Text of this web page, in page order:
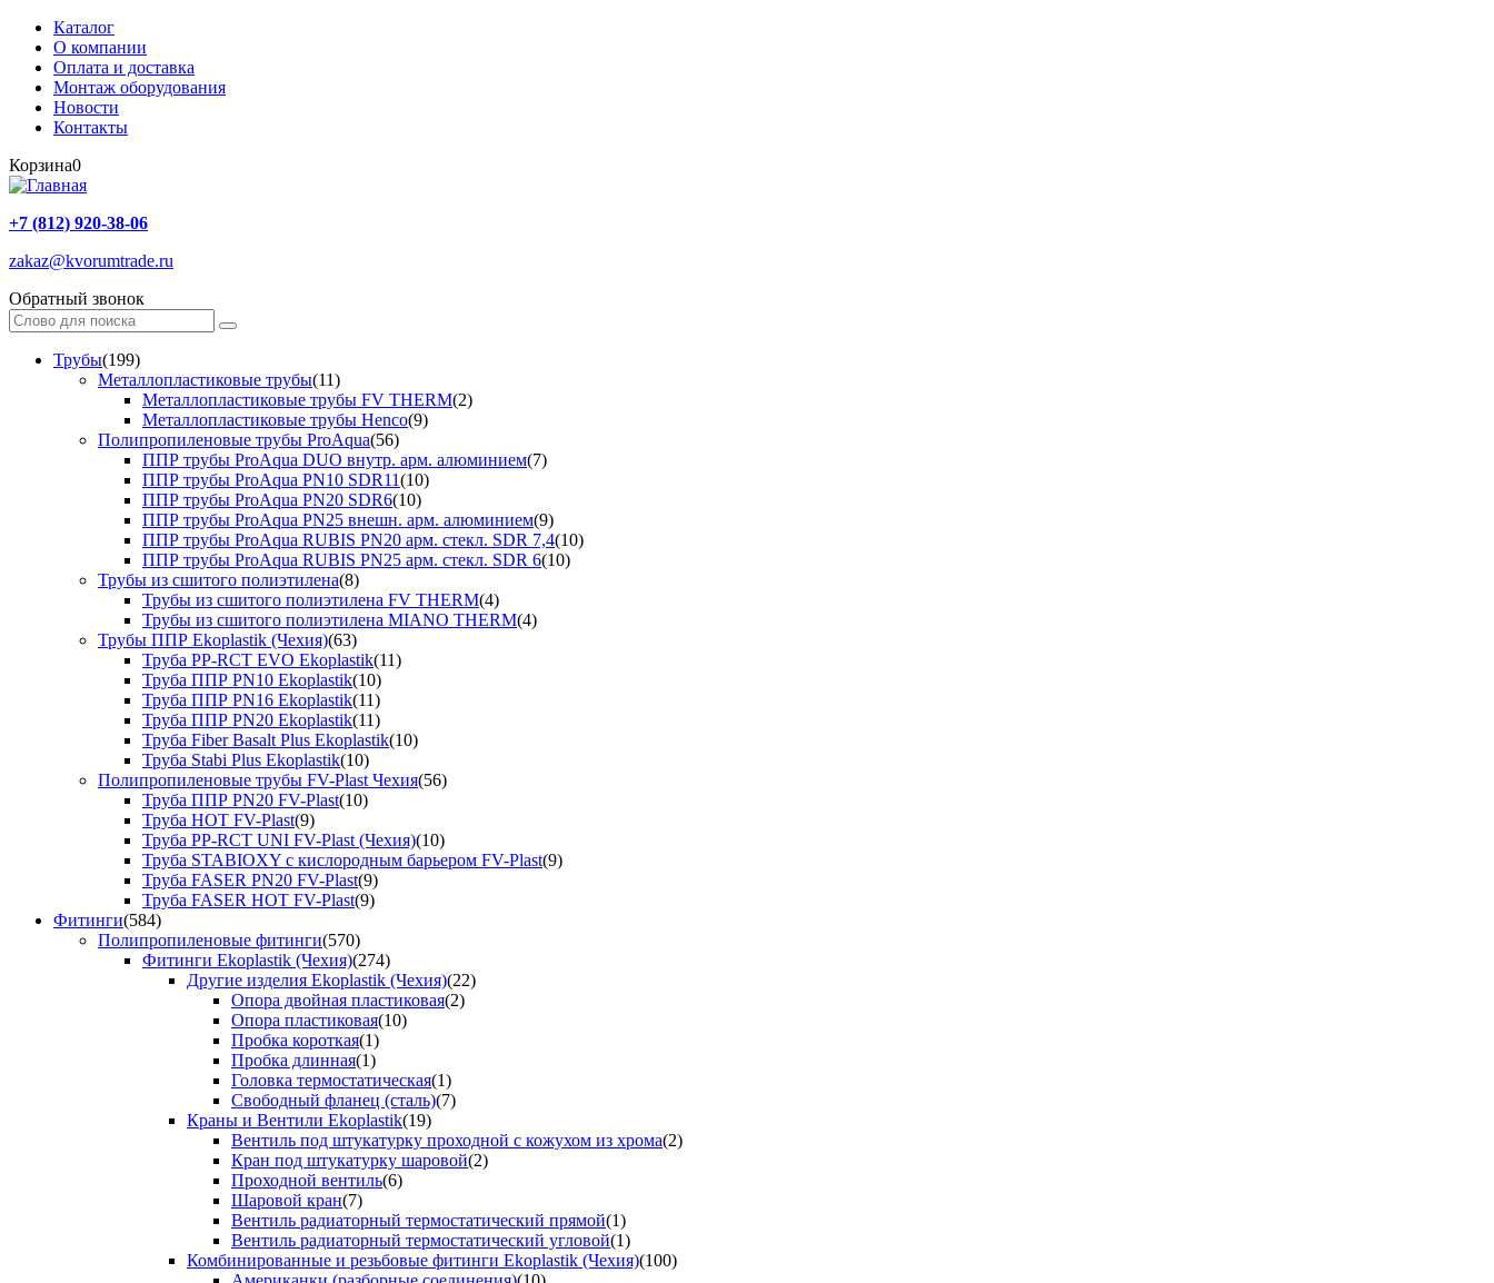
Каталог
О компании
Оплата и доставка
Монтаж оборудования
Новости
Контакты
Корзина0
+7 (812) 920-38-06
zakaz@kvorumtrade.ru
Обратный звонок
Трубы(199)
Металлопластиковые трубы(11)
Металлопластиковые трубы FV THERM(2)
Металлопластиковые трубы Henco(9)
Полипропиленовые трубы ProAqua(56)
ППР трубы ProAqua DUO внутр. арм. алюминием(7)
ППР трубы ProAqua PN10 SDR11(10)
ППР трубы ProAqua PN20 SDR6(10)
ППР трубы ProAqua PN25 внешн. арм. алюминием(9)
ППР трубы ProAqua RUBIS PN20 арм. стекл. SDR 7,4(10)
ППР трубы ProAqua RUBIS PN25 арм. стекл. SDR 6(10)
Трубы из сшитого полиэтилена(8)
Трубы из сшитого полиэтилена FV THERM(4)
Трубы из сшитого полиэтилена MIANO THERM(4)
Трубы ППР Ekoplastik (Чехия)(63)
Труба PP-RCT EVO Ekoplastik(11)
Труба ППР PN10 Ekoplastik(10)
Труба ППР PN16 Ekoplastik(11)
Труба ППР PN20 Ekoplastik(11)
Труба Fiber Basalt Plus Ekoplastik(10)
Труба Stabi Plus Ekoplastik(10)
Полипропиленовые трубы FV-Plast Чехия(56)
Труба ППР PN20 FV-Plast(10)
Труба HOT FV-Plast(9)
Труба PP-RCT UNI FV-Plast (Чехия)(10)
Труба STABIOXY с кислородным барьером FV-Plast(9)
Труба FASER PN20 FV-Plast(9)
Труба FASER HOT FV-Plast(9)
Фитинги(584)
Полипропиленовые фитинги(570)
Фитинги Ekoplastik (Чехия)(274)
Другие изделия Ekoplastik (Чехия)(22)
Опора двойная пластиковая(2)
Опора пластиковая(10)
Пробка короткая(1)
Пробка длинная(1)
Головка термостатическая(1)
Свободный фланец (сталь)(7)
Краны и Вентили Ekoplastik(19)
Вентиль под штукатурку проходной с кожухом из хрома(2)
Кран под штукатурку шаровой(2)
Проходной вентиль(6)
Шаровой кран(7)
Вентиль радиаторный термостатический прямой(1)
Вентиль радиаторный термостатический угловой(1)
Комбинированные и резьбовые фитинги Ekoplastik (Чехия)(100)